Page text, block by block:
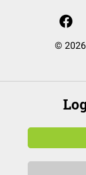
© 2026